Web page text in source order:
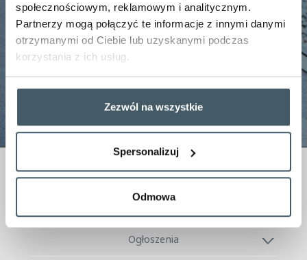
społecznościowym, reklamowym i analitycznym.
Partnerzy mogą połączyć te informacje z innymi danymi
otrzymanymi od Ciebie lub uzyskanymi podczas
korzystania z ich usług.
Zezwól na wszystkie
Spersonalizuj
Odmowa
zgodnie z rozkładem
Powrót na stronę główną!
Jesteśmy w Grupie
O Firmie
Ogłoszenia